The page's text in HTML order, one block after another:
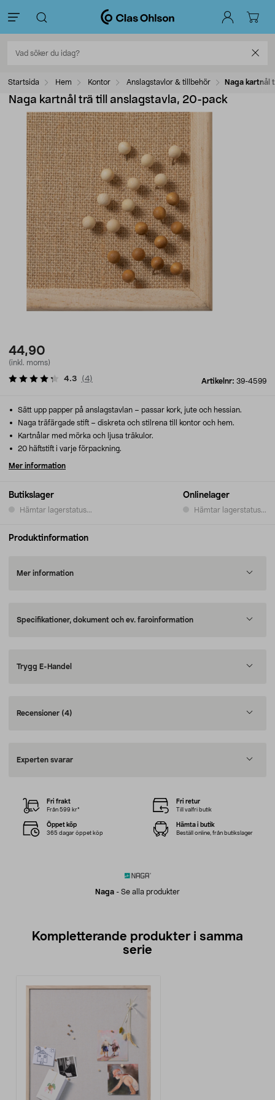
Startsida Hem Kontor Anslagstavlor & tillbehör Naga kartnål
Naga kartnål trä till anslagstavla, 20-pack
44,90
(inkl. moms)
Artikelnr: 39-4599
4.3 (4)
Butikslager
Hämtar lagerstatus...
Onlinelager
Hämtar lagerstatus...
Sätt upp papper på anslagstavlan – passar kork, jute och hessian.
Naga träfärgade stift – diskreta och stilrena till kontor och hem.
Kartnålar med mörka och ljusa träkulor.
20 häftstift i varje förpackning.
Mer information
Produktinformation
Mer information
Specifikationer, dokument och ev. faroinformation
Trygg E-Handel
Recensioner (4)
Experten svarar
Naga - Se alla produkter
Fri frakt
Från 599 kr*
Fri retur
Till valfri butik
Öppet köp
365 dagar öppet köp
Hämta i butik
Beställ online, från butikslager
Kompletterande produkter i samma
serie